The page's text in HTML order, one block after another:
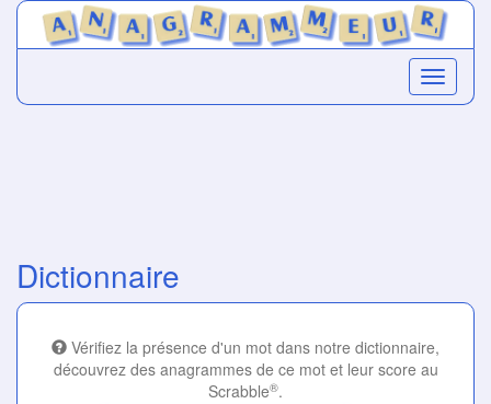
Dictionnaire
Vérifiez la présence d'un mot dans notre dictionnaire,
découvrez des anagrammes de ce mot et leur score au
Scrabble®.